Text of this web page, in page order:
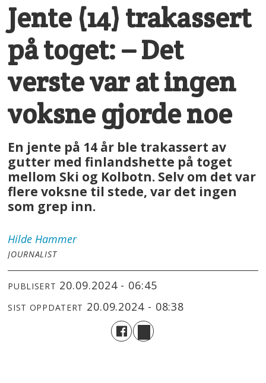
Jente (14) trakassert
på toget: – Det
verste var at ingen
voksne gjorde noe
En jente på 14 år ble trakassert av
gutter med finlandshette på toget
mellom Ski og Kolbotn. Selv om det var
flere voksne til stede, var det ingen
som grep inn.
Hilde Hammer
JOURNALIST
PUBLISERT 20.09.2024 - 06:45
SIST OPPDATERT 20.09.2024 - 08:38